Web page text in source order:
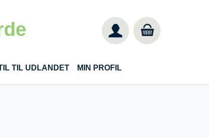
TIL UDLANDET MIN PROFIL